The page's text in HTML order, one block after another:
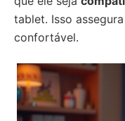
tablet. Isso
confortável.